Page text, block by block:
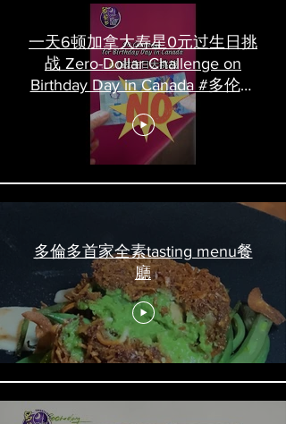
一天6顿加拿大寿星0元过生日挑
战 Zero-Dollar Challenge on
Birthday Day in Canada #多伦多
吃喝玩乐 #多伦多美食
#torontofood
多倫多首家全素tasting menu餐
廳